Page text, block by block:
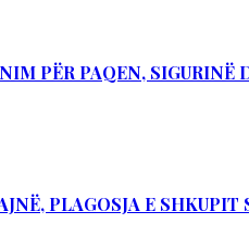
PËR PAQEN,
PLAGOSJA E SHKUPIT